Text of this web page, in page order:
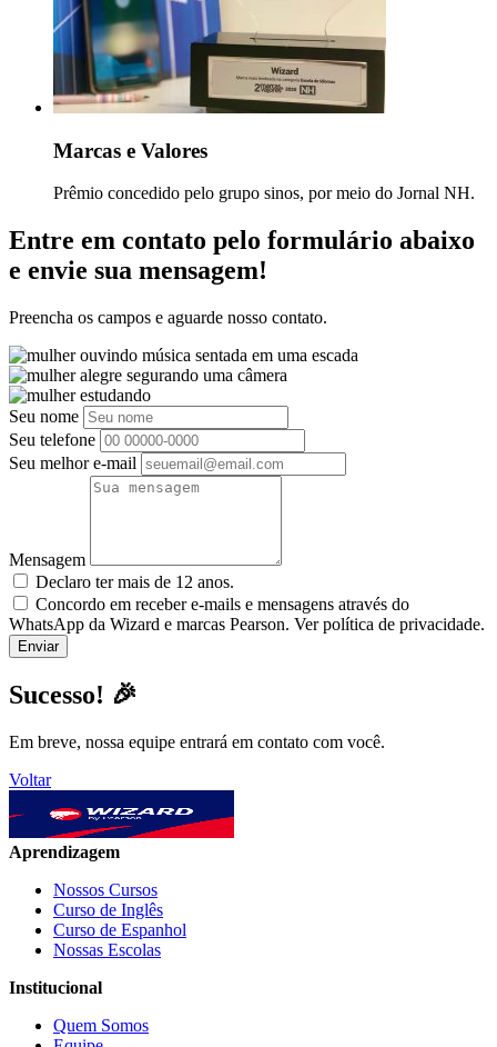
Marcas e Valores
Prêmio concedido pelo grupo sinos, por meio do Jornal NH.
Entre em contato pelo formulário abaixo
e envie sua mensagem!
Preencha os campos e aguarde nosso contato.
Seu nome
Seu telefone
Seu melhor e-mail
Mensagem
Declaro ter mais de 12 anos.
Concordo em receber e-mails e mensagens através do
WhatsApp da Wizard e marcas Pearson. Ver política de privacidade.
Sucesso! 🎉
Em breve, nossa equipe entrará em contato com você.
Voltar
Aprendizagem
Nossos Cursos
Curso de Inglês
Curso de Espanhol
Nossas Escolas
Institucional
Quem Somos